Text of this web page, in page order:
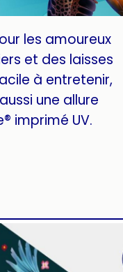
les amoureux
et des laisses
à entretenir,
une allure
imprimé UV.